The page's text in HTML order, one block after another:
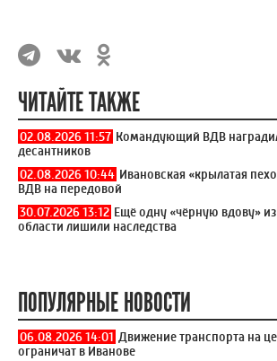
ЧИТАЙТЕ ТАКЖЕ
02.08.2026 11:57 Командующий ВДВ
десантников
02.08.2026 10:44 Ивановская «крылатая
ВДВ на передовой
30.07.2026 13:12 Ещё одну «чёрную вдову»
области лишили наследства
ПОПУЛЯРНЫЕ НОВОСТИ
06.08.2026 14:01 Движение транспорта на
ограничат в Иванове